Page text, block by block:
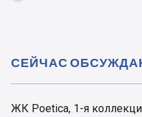
ЖК Poetica, 1-я
СЕЙЧАС